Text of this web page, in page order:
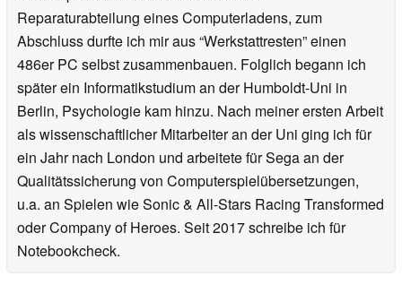
Reparaturabteilung eines Computerladens, zum
Abschluss durfte ich mir aus “Werkstattresten” einen
486er PC selbst zusammenbauen. Folglich begann ich
später ein Informatikstudium an der Humboldt-Uni in
Berlin, Psychologie kam hinzu. Nach meiner ersten Arbeit
als wissenschaftlicher Mitarbeiter an der Uni ging ich für
ein Jahr nach London und arbeitete für Sega an der
Qualitätssicherung von Computerspielübersetzungen,
u.a. an Spielen wie Sonic & All-Stars Racing Transformed
oder Company of Heroes. Seit 2017 schreibe ich für
Notebookcheck.